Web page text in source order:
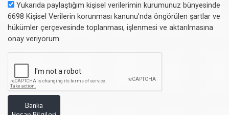
Yukarıda paylaştığım kişisel verilerimin kurumunuz bünyesinde
6698 Kişisel Verilerin korunması kanunu’nda öngörülen şartlar ve
hükümler çerçevesinde toplanması, işlenmesi ve aktarılmasına
onay veriyorum.
Banka